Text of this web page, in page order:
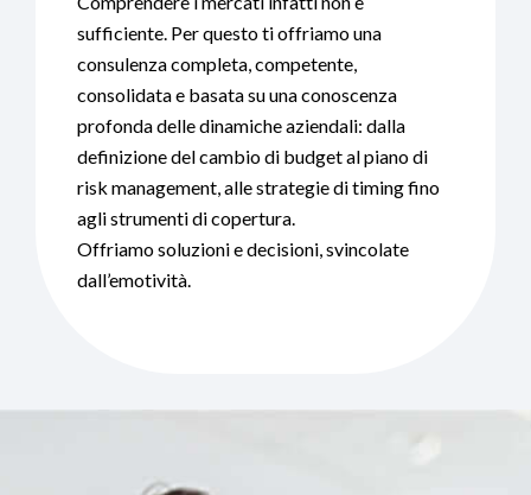
sufficiente. Per questo ti offriamo una
consulenza completa, competente,
consolidata e basata su una conoscenza
profonda delle dinamiche aziendali: dalla
definizione del cambio di budget al piano di
risk management, alle strategie di timing fino
agli strumenti di copertura.
Offriamo soluzioni e decisioni, svincolate
dall’emotività.